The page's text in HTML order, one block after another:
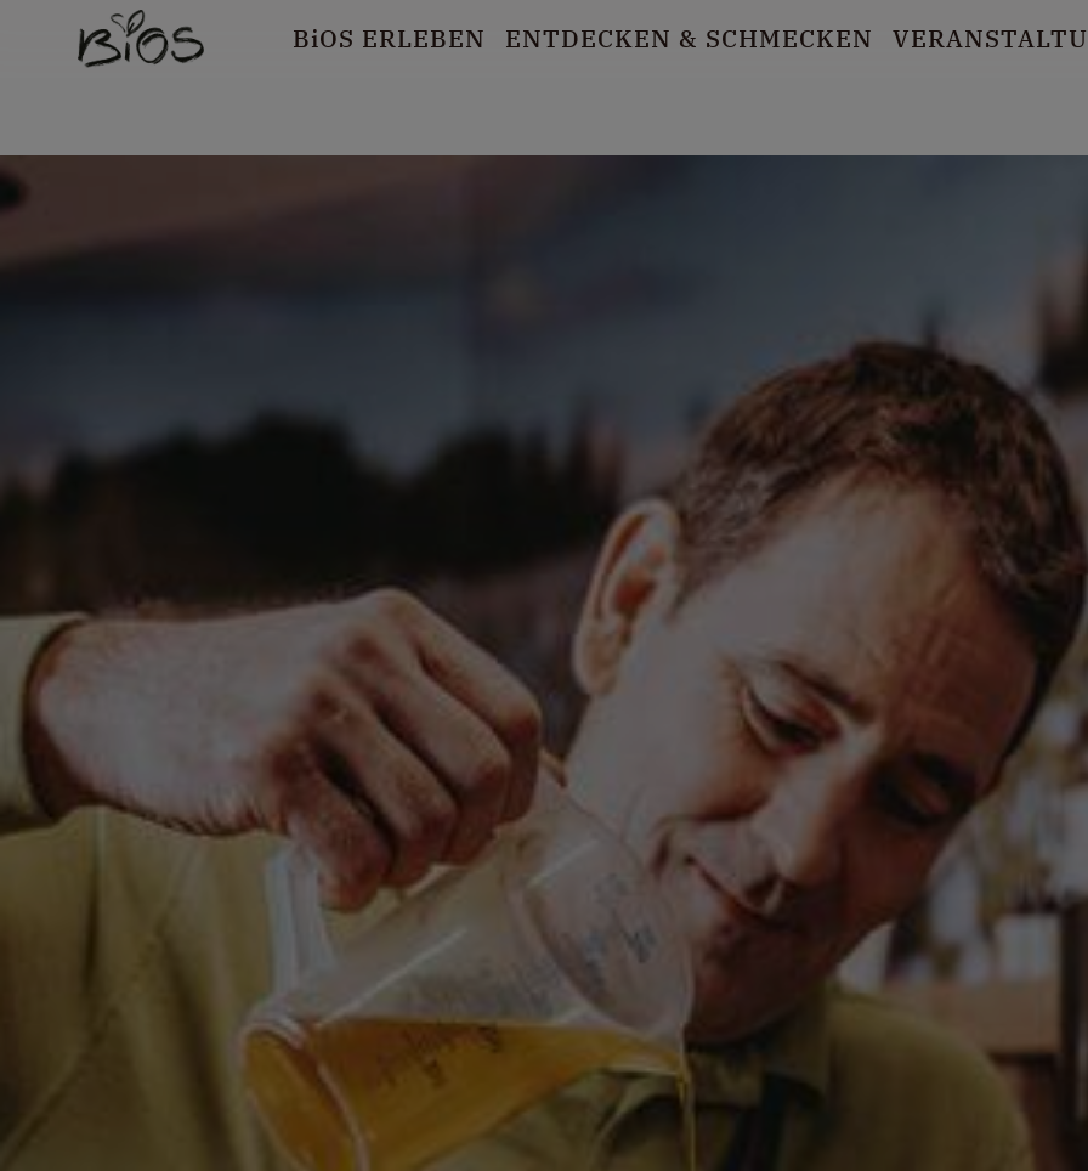
BiOS ERLEBEN ENTDECKEN & SCHMECKEN